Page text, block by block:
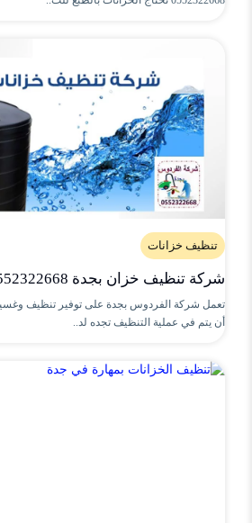
تنظيف خزانات
شركة تنظيف خزان بجدة 0552322668
تعمل شركة الفردوس بجدة على توفير تنظيف
أن يتم في عملية التنظيف تجده لد..